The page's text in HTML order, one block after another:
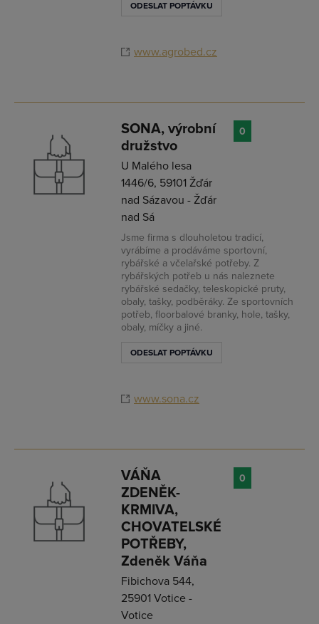
ODESLAT POPTÁVKU
www.agrobed.cz
SONA, výrobní
družstvo
U Malého lesa
1446/6, 59101 Žďár
nad Sázavou - Žďár
nad Sá
Jsme firma s dlouholetou tradicí,
vyrábíme a prodáváme sportovní,
rybářské a včelařské potřeby. Z
rybářských potřeb u nás naleznete
rybářské sedačky, teleskopické pruty,
obaly, tašky, podběráky. Ze sportovních
potřeb, floorbalové branky, hole, tašky,
obaly, míčky a jiné.
ODESLAT POPTÁVKU
www.sona.cz
0
VÁŇA
ZDENĚK-
KRMIVA,
CHOVATELSKÉ
POTŘEBY,
Zdeněk Váňa
Fibichova 544,
25901 Votice -
Votice
0